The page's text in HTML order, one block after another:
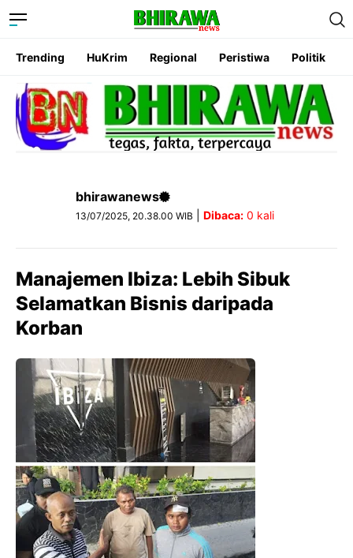
Trending HuKrim Regional Peristiwa Politik
bhirawanews
13/07/2025, 20.38.00 WIB Dibaca: 0 kali
Manajemen Ibiza: Lebih Sibuk
Selamatkan Bisnis daripada
Korban